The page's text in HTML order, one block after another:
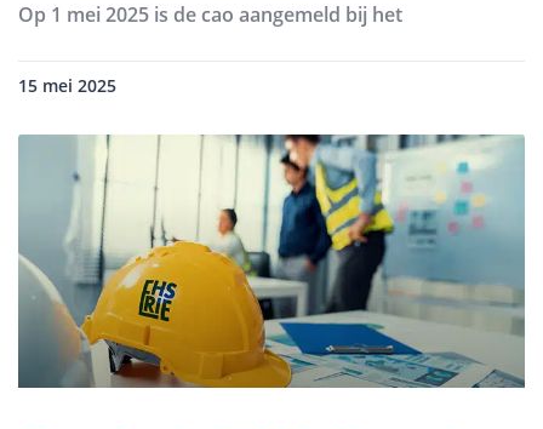
Op 1 mei 2025 is de cao aangemeld bij het
15 mei 2025